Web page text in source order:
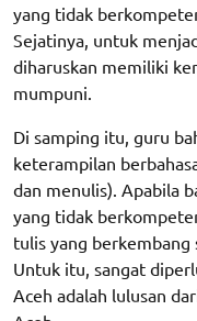
yang tidak
Sejatinya, untuk
diharuskan memiliki
mumpuni.
Di samping itu, guru
keterampilan
dan menulis). Apabila
yang tidak
tulis yang berkembang
Untuk itu, sangat
Aceh adalah lulusan